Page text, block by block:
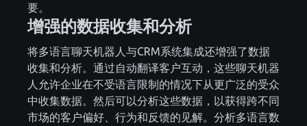
要。
增强的数据收集和分析
将多语言聊天机器人与CRM系统集成还增强了数据
收集和分析。通过自动翻译客户互动，这些聊天机器
人允许企业在不受语言限制的情况下从更广泛的受众
中收集数据。然后可以分析这些数据，以获得跨不同
市场的客户偏好、行为和反馈的见解。分析多语言数